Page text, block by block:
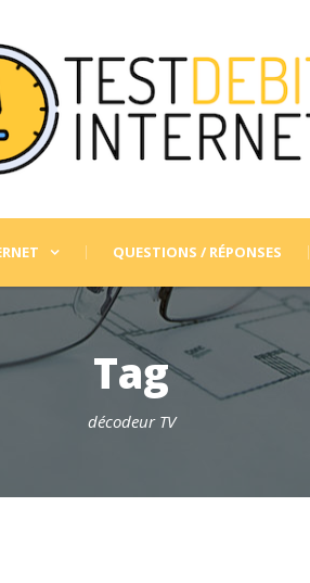
QUESTIONS / RÉPONSES
Tag
décodeur TV